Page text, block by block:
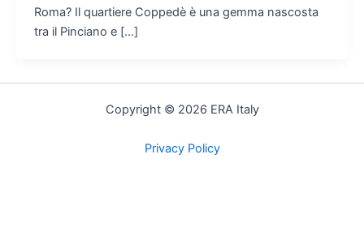
Roma? Il quartiere Coppedè è una gemma nascosta
tra il Pinciano e […]
Copyright © 2026 ERA Italy
Privacy Policy